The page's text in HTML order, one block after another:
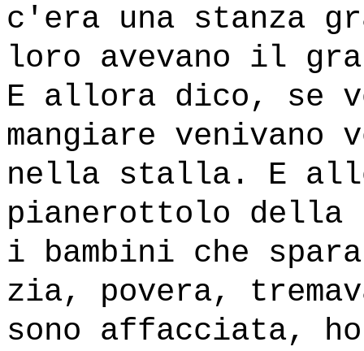
c'era una stanza
loro avevano il
E allora dico, se
mangiare venivano
nella stalla. E
pianerottolo della
i bambini che
zia, povera,
sono affacciata,